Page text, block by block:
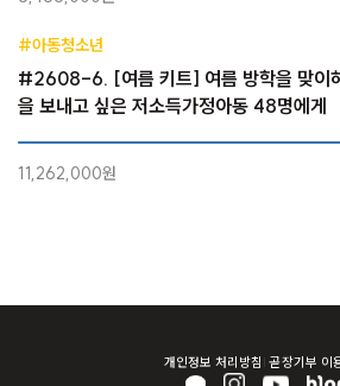
#아동청소년
#2608-6. [여름 키트] 여름 방학을 맞이
을 보내고 싶은 저소득가정아동 48명에게
11,262,000원
개인정보 처리방침 곧장기부 이